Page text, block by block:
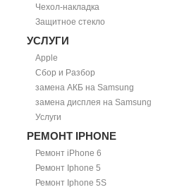
Чехол-накладка
Защитное стекло
УСЛУГИ
Apple
Сбор и Разбор
замена АКБ на Samsung
замена дисплея на Samsung
Услуги
РЕМОНТ IPHONE
Ремонт iPhone 6
Ремонт Iphone 5
Ремонт Iphone 5S